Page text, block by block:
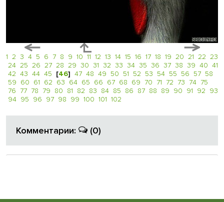
1 2 3 4 5 6 7 8 9 10 11 12 13 14 15 16 17 18 19 20 21 22 23
24 25 26 27 28 29 30 31 32 33 34 35 36 37 38 39 40 41
42 43 44 45 [46] 47 48 49 50 51 52 53 54 55 56 57 58
59 60 61 62 63 64 65 66 67 68 69 70 71 72 73 74 75
76 77 78 79 80 81 82 83 84 85 86 87 88 89 90 91 92 93
94 95 96 97 98 99 100 101 102
Комментарии: (0)